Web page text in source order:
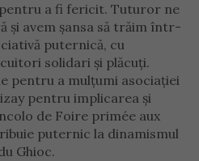
a fi fericit. Tuturor ne
și avem șansa să trăim într-
puternică, cu
solidari și plăcuți.
pentru a mulțumi asociației
pentru implicarea și
de Foire primée aux
puternic la dinamismul
Ghioc.